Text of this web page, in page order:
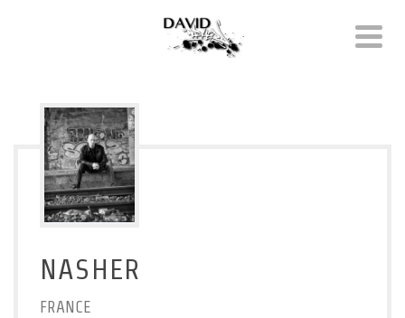
NASHER
FRANCE